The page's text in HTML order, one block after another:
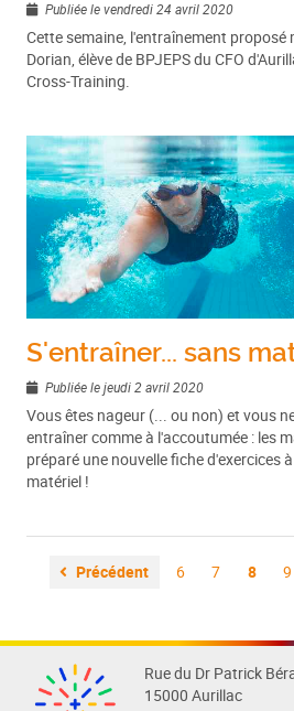
Publiée le vendredi 24 avril 2020
Cette semaine, l'entraînement proposé
Dorian, élève de BPJEPS du CFO
Cross-Training.
S'entraîner... sans
Publiée le jeudi 2 avril 2020
Vous êtes nageur (... ou non) et vous
entraîner comme à l'accoutumée : les
préparé une nouvelle fiche d'exercices
matériel !
Précédent 6 7 8 9
Rue du Dr Patrick
15000 Aurillac